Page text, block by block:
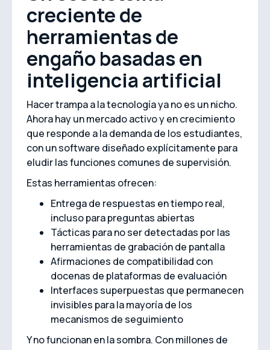
creciente de
herramientas de
engaño basadas en
inteligencia artificial
Hacer trampa a la tecnología ya no es un nicho.
Ahora hay un mercado activo y en crecimiento
que responde a la demanda de los estudiantes,
con un software diseñado explícitamente para
eludir las funciones comunes de supervisión.
Estas herramientas ofrecen:
Entrega de respuestas en tiempo real,
incluso para preguntas abiertas
Tácticas para no ser detectadas por las
herramientas de grabación de pantalla
Afirmaciones de compatibilidad con
docenas de plataformas de evaluación
Interfaces superpuestas que permanecen
invisibles para la mayoría de los
mecanismos de seguimiento
Y no funcionan en la sombra. Con millones de